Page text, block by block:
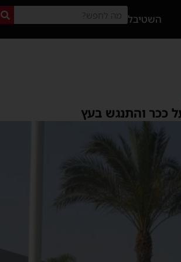
השטיבל
ככר והתנגש בעץ